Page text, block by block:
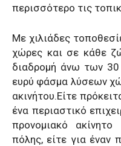
περισσότερο τις
Με χιλιάδες
χώρες και σε κάθε
διαδρομή άνω των
ευρύ φάσμα λύσεων
ακινήτου.Είτε
ένα περιαστικό
προνομιακό
πόλης, είτε για